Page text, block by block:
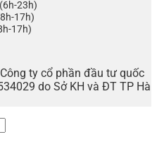
(6h-23h)
17h)
17h)
ty cổ phần đầu tư quốc
do Sở KH và ĐT TP Hà